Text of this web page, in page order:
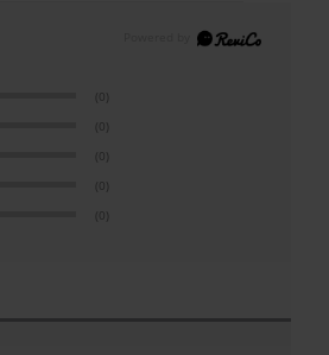
(0)
(0)
(0)
(0)
(0)